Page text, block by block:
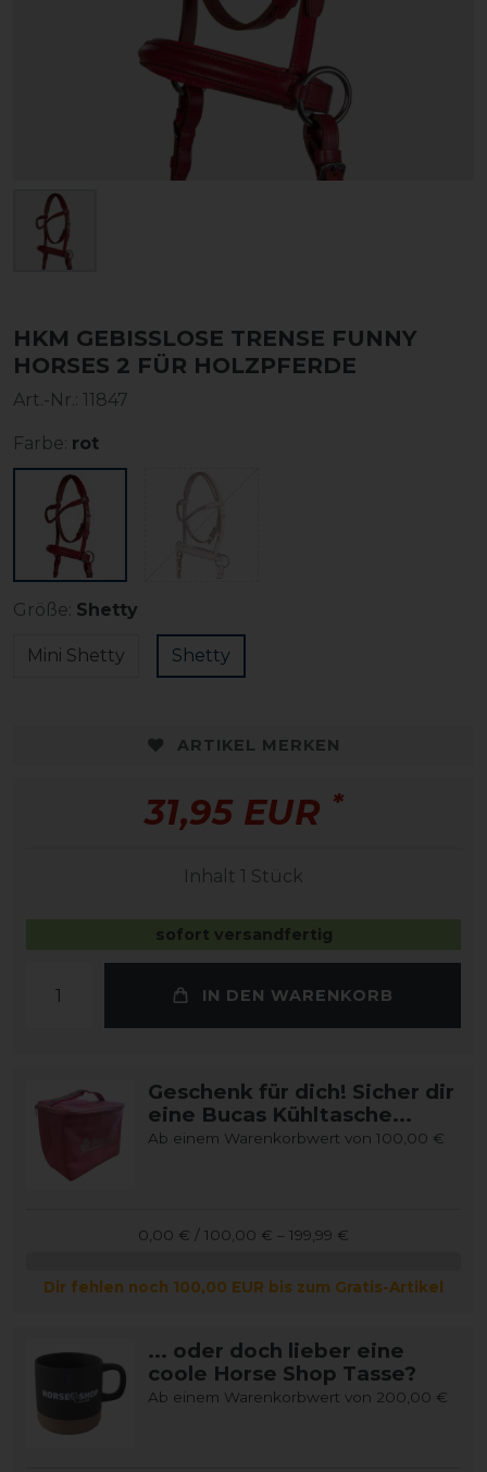
HKM GEBISSLOSE TRENSE FUNNY
HORSES 2 FÜR HOLZPFERDE
Art.-Nr.: 11847
Farbe: rot
Größe: Shetty
Mini Shetty Shetty
ARTIKEL MERKEN
31,95 EUR *
Inhalt 1 Stück
sofort versandfertig
IN DEN WARENKORB
Geschenk für dich! Sicher dir
eine Bucas Kühltasche...
Ab einem Warenkorbwert von 100,00 €
0,00 € / 100,00 € – 199,99 €
Dir fehlen noch 100,00 EUR bis zum Gratis-Artikel
... oder doch lieber eine
coole Horse Shop Tasse?
Ab einem Warenkorbwert von 200,00 €